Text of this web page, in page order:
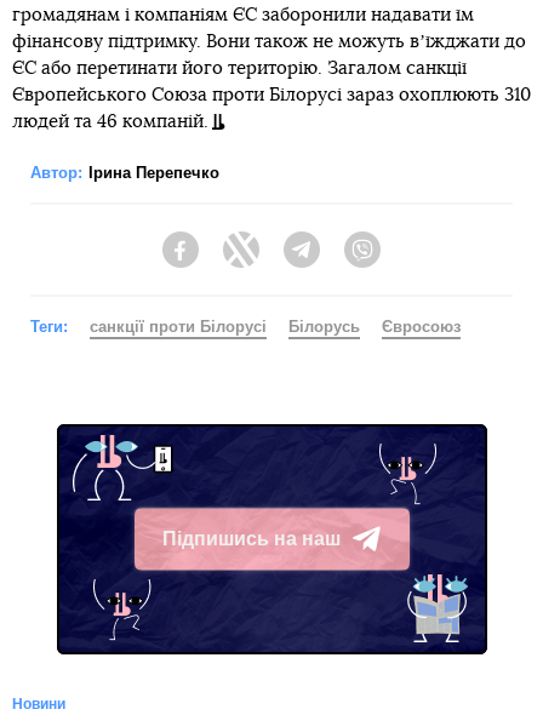
громадянам і компаніям ЄС заборонили надавати їм
фінансову підтримку. Вони також не можуть вʼїжджати до
ЄС або перетинати його територію. Загалом санкції
Європейського Союза проти Білорусі зараз охоплюють 310
людей та 46 компаній.
Автор: Ірина Перепечко
FacebookTwitter Telegram
Теги: санкції проти Білорусі Білорусь Євросоюз
Підпишись на наш
Telegram
Новини